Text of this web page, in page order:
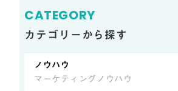
CATEGORY
カテゴリーから探す
ノウハウ
マーケティングノウハウ